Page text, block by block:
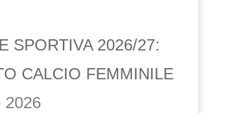
SPORTIVA 2026/27:
CALCIO FEMMINILE
2026